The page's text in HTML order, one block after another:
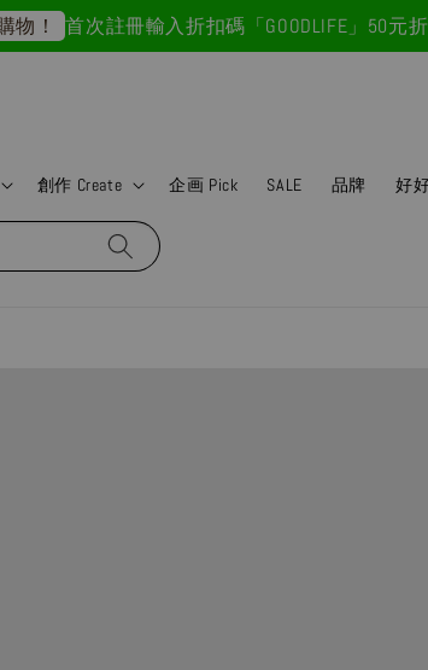
首次註冊輸入折扣碼「GOODLIFE」50元折抵消
創作 Create 企画 Pick SALE 品牌 好